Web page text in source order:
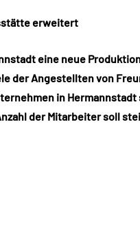
erweitert
eine neue
der Angestellten von
in Hermannstadt
der Mitarbeiter soll